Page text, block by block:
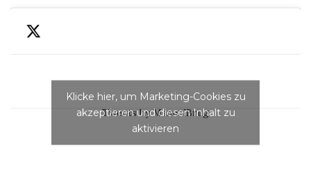
Tweets by ManuelBrug
Klicke hier, um Marketing-Cookies zu
akzeptieren und diesen Inhalt zu
aktivieren